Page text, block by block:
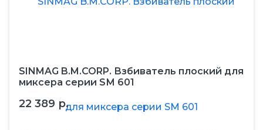
SINMAG B.M.CORP. Взбиватель плоский для
миксера серии SМ 601
22 389 р.